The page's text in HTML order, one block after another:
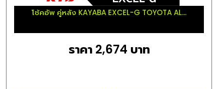
โช้คอัพ คู่หลัง KAYABA EXCEL-G TOYOTA AL...
ราคา 2,674 บาท